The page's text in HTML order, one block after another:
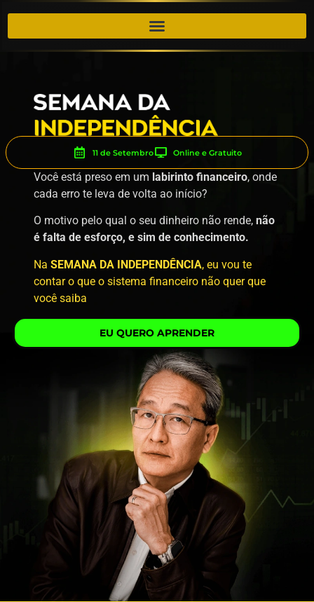
11 de Setembro Online e Gratuito
Você está preso em um labirinto financeiro, onde
cada erro te leva de volta ao início?
O motivo pelo qual o seu dinheiro não rende, não
é falta de esforço, e sim de conhecimento.
Na SEMANA DA INDEPENDÊNCIA, eu vou te
contar o que o sistema financeiro não quer que
você saiba
EU QUERO APRENDER